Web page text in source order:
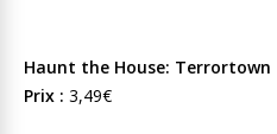
Haunt the House: Terrortown
Prix : 3,49€